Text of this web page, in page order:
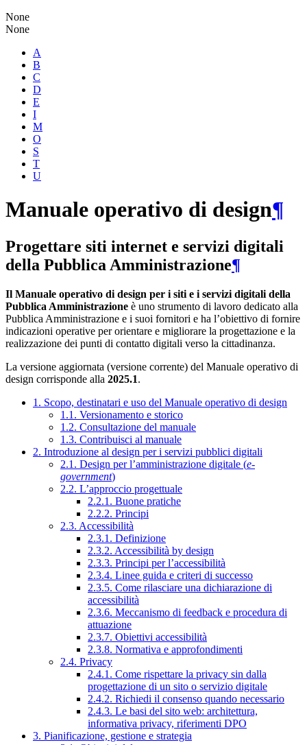
None
None
A
B
C
D
E
I
M
O
S
T
U
Manuale operativo di design¶
Progettare siti internet e servizi digitali
della Pubblica Amministrazione¶
Il Manuale operativo di design per i siti e i servizi digitali della
Pubblica Amministrazione è uno strumento di lavoro dedicato alla
Pubblica Amministrazione e i suoi fornitori e ha l’obiettivo di fornire
indicazioni operative per orientare e migliorare la progettazione e la
realizzazione dei punti di contatto digitali verso la cittadinanza.
La versione aggiornata (versione corrente) del Manuale operativo di
design corrisponde alla 2025.1.
1. Scopo, destinatari e uso del Manuale operativo di design
1.1. Versionamento e storico
1.2. Consultazione del manuale
1.3. Contribuisci al manuale
2. Introduzione al design per i servizi pubblici digitali
2.1. Design per l’amministrazione digitale (e-
government)
2.2. L’approccio progettuale
2.2.1. Buone pratiche
2.2.2. Principi
2.3. Accessibilità
2.3.1. Definizione
2.3.2. Accessibilità by design
2.3.3. Principi per l’accessibilità
2.3.4. Linee guida e criteri di successo
2.3.5. Come rilasciare una dichiarazione di
accessibilità
2.3.6. Meccanismo di feedback e procedura di
attuazione
2.3.7. Obiettivi accessibilità
2.3.8. Normativa e approfondimenti
2.4. Privacy
2.4.1. Come rispettare la privacy sin dalla
progettazione di un sito o servizio digitale
2.4.2. Richiedi il consenso quando necessario
2.4.3. Le basi del sito web: architettura,
informativa privacy, riferimenti DPO
3. Pianificazione, gestione e strategia